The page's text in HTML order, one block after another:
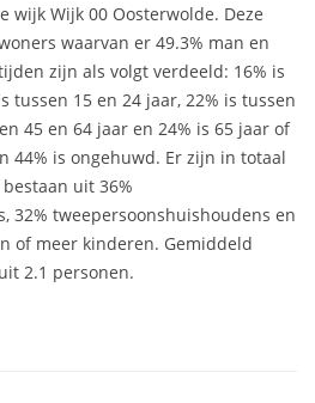
wijk Wijk 00 Oosterwolde. Deze
waarvan er 49.3% man en
zijn als volgt verdeeld: 16% is
tussen 15 en 24 jaar, 22% is tussen
45 en 64 jaar en 24% is 65 jaar of
44% is ongehuwd. Er zijn in totaal
uit 36%
32% tweepersoonshuishoudens en
of meer kinderen. Gemiddeld
2.1 personen.